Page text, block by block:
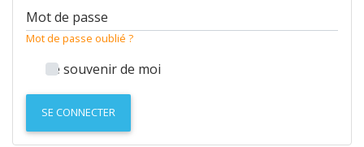
Mot de passe
Mot de passe oublié ?
Se souvenir de moi
SE CONNECTER